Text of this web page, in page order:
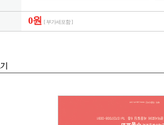
0원 [ 부가세포함 ]